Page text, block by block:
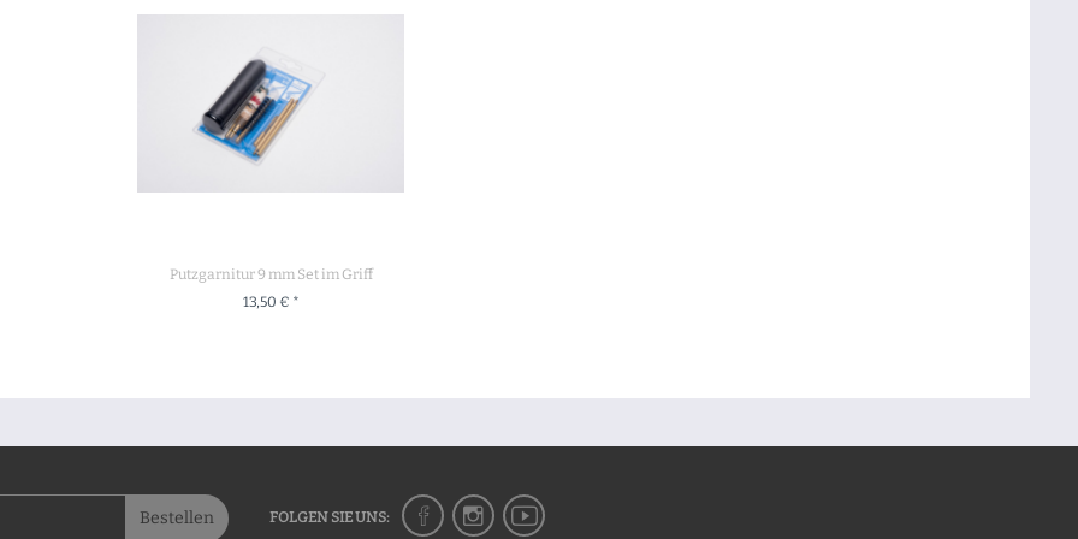
Putzgarnitur 9 mm Set im Griff
13,50 € *
Bestellen FOLGEN SIE UNS: